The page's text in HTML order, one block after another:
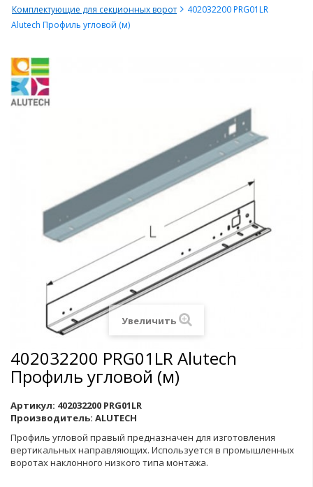
Комплектующие для секционных ворот
402032200 PRG01LR
Alutech Профиль угловой (м)
Увеличить
402032200 PRG01LR Alutech
Профиль угловой (м)
Артикул: 402032200 PRG01LR
Производитель: ALUTECH
Профиль угловой правый предназначен для изготовления
вертикальных направляющих. Используется в промышленных
воротах наклонного низкого типа монтажа.